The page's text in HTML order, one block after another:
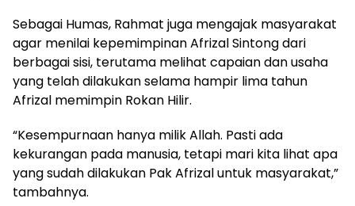
Sebagai Humas, Rahmat juga mengajak masyarakat
agar menilai kepemimpinan Afrizal Sintong dari
berbagai sisi, terutama melihat capaian dan usaha
yang telah dilakukan selama hampir lima tahun
Afrizal memimpin Rokan Hilir.
“Kesempurnaan hanya milik Allah. Pasti ada
kekurangan pada manusia, tetapi mari kita lihat apa
yang sudah dilakukan Pak Afrizal untuk masyarakat,”
tambahnya.